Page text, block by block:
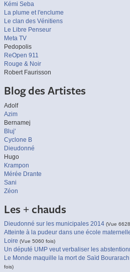
Kémi Seba
La plume et l'enclume
Le clan des Vénitiens
Le Libre Penseur
Meta TV
Pedopolis
ReOpen 911
Rouge & Noir
Robert Faurisson
Blog des Artistes
Adolf
Azim
Bernamej
Bluj'
Cyclone B
Dieudonné
Hugo
Krampon
Mérée Drante
Sani
Zéon
Les + chauds
Dieudonné sur les municipales 2014 (Vue
Atteinte à la pudeur dans une école
Loire (Vue 5060 fois)
Un député UMP veut verbaliser les
Le Monde maquille la mort de Saïd
fois)